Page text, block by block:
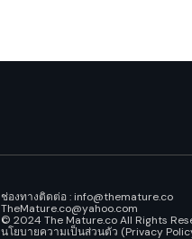
ช่องทางติดต่อ : info@themature.co
TheMature.co@yahoo.com
© 2024 The Mature.co All Rights
นโยบายความเป็นส่วนตัว (Privacy